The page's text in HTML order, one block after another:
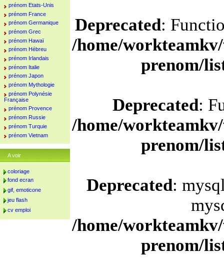
Deprecated:
/home/
prenom/
Deprecated:
/home/
prenom/
Deprecated:
/home/
prenom/
prénom Etats-Unis
prénom France
prénom Germanique
prénom Grec
prénom Hawaï
prénom Hébreu
prénom Irlandais
prénom Italie
prénom Japon
prénom Mythologie
prénom Polynésie
Française
prénom Provence
prénom Russie
prénom Turquie
prénom Vietnam
A voir
coloriage
fond ecran
gif, emoticone
jeu flash
cv emploi